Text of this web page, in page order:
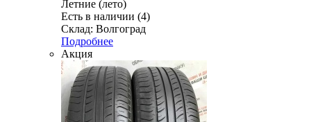
Летние (лето)
Есть в наличии (4)
Склад: Волгоград
Подробнее
Акция